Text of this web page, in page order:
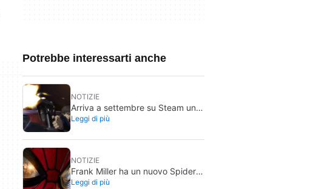
Potrebbe interessarti anche
NOTIZIE
Arriva a settembre su Steam un
videogioco classico che finora
Leggi di più
NOTIZIE
Frank Miller ha un nuovo Spider-
Man preferito ed è quello di
Leggi di più